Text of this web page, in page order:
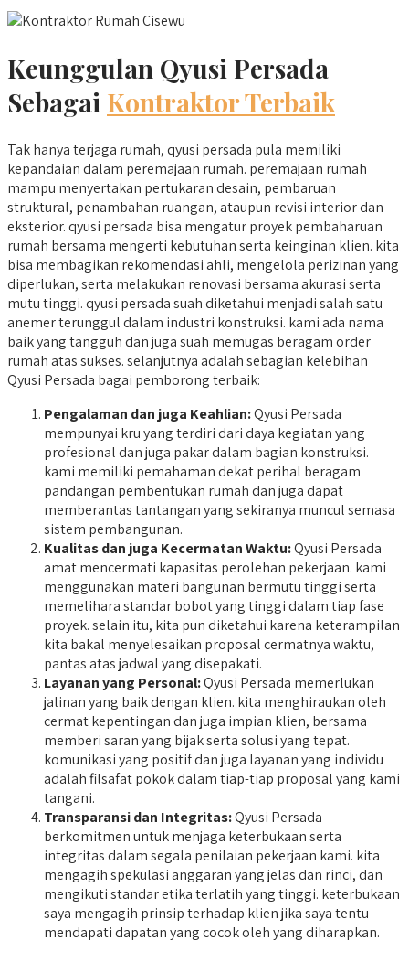
Keunggulan Qyusi Persada
Sebagai Kontraktor Terbaik
Tak hanya terjaga rumah, qyusi persada pula memiliki
kepandaian dalam peremajaan rumah. peremajaan rumah
mampu menyertakan pertukaran desain, pembaruan
struktural, penambahan ruangan, ataupun revisi interior dan
eksterior. qyusi persada bisa mengatur proyek pembaharuan
rumah bersama mengerti kebutuhan serta keinginan klien. kita
bisa membagikan rekomendasi ahli, mengelola perizinan yang
diperlukan, serta melakukan renovasi bersama akurasi serta
mutu tinggi. qyusi persada suah diketahui menjadi salah satu
anemer terunggul dalam industri konstruksi. kami ada nama
baik yang tangguh dan juga suah memugas beragam order
rumah atas sukses. selanjutnya adalah sebagian kelebihan
Qyusi Persada bagai pemborong terbaik:
Pengalaman dan juga Keahlian:Qyusi Persada
mempunyai kru yang terdiri dari daya kegiatan yang
profesional dan juga pakar dalam bagian konstruksi.
kami memiliki pemahaman dekat perihal beragam
pandangan pembentukan rumah dan juga dapat
memberantas tantangan yang sekiranya muncul semasa
sistem pembangunan.
Kualitas dan juga Kecermatan Waktu:Qyusi Persada
amat mencermati kapasitas perolehan pekerjaan. kami
menggunakan materi bangunan bermutu tinggi serta
memelihara standar bobot yang tinggi dalam tiap fase
proyek. selain itu, kita pun diketahui karena keterampilan
kita bakal menyelesaikan proposal cermatnya waktu,
pantas atas jadwal yang disepakati.
Layanan yang Personal:Qyusi Persada memerlukan
jalinan yang baik dengan klien. kita menghiraukan oleh
cermat kepentingan dan juga impian klien, bersama
memberi saran yang bijak serta solusi yang tepat.
komunikasi yang positif dan juga layanan yang individu
adalah filsafat pokok dalam tiap-tiap proposal yang kami
tangani.
Transparansi dan Integritas:Qyusi Persada
berkomitmen untuk menjaga keterbukaan serta
integritas dalam segala penilaian pekerjaan kami. kita
mengagih spekulasi anggaran yang jelas dan rinci, dan
mengikuti standar etika terlatih yang tinggi. keterbukaan
saya mengagih prinsip terhadap klien jika saya tentu
mendapati dapatan yang cocok oleh yang diharapkan.